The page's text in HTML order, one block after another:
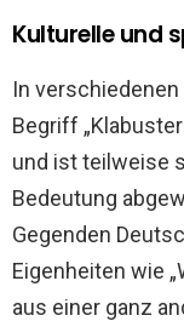
Kulturelle und
In
Begriff
und ist teilweise
Bedeutung
Gegenden
Eigenheiten wie
aus einer ganz